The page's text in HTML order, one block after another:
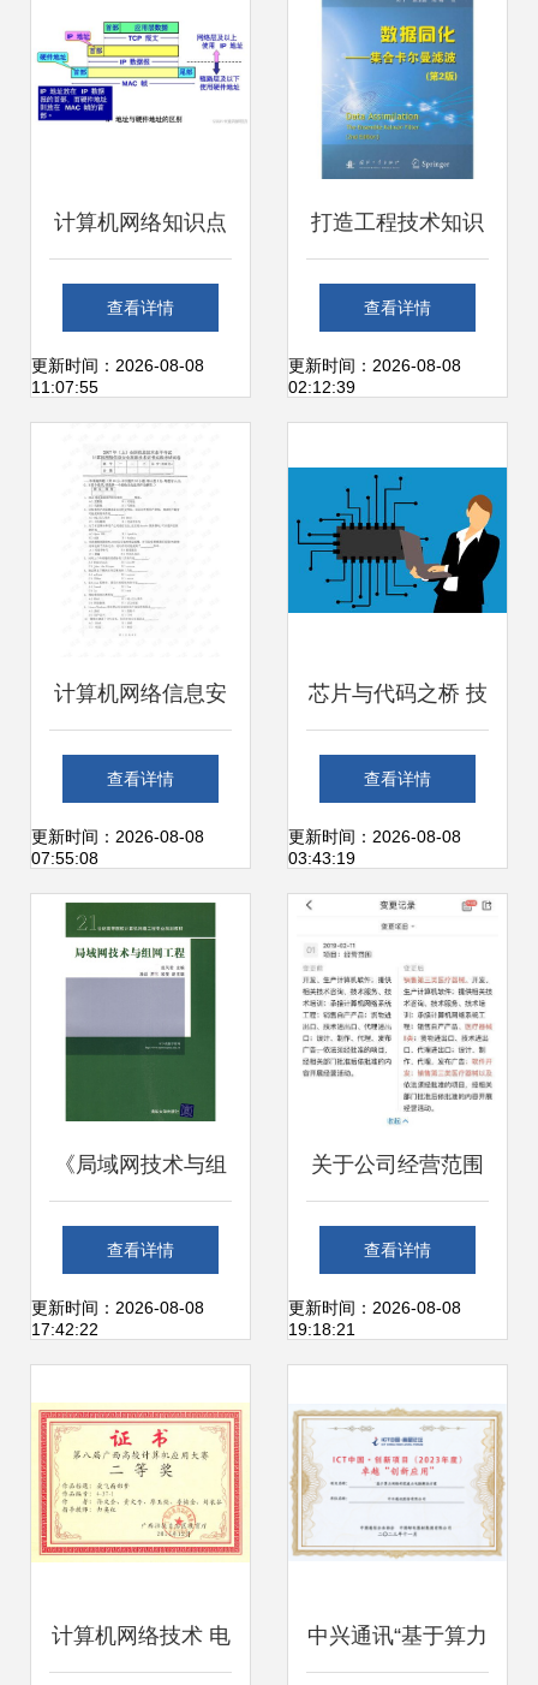
前景与实践
计算机网络知识点
总结之网络层
（一）
查看详情
更新时间：2026-08-08
11:07:55
打造工程技术知识
宝库 从孔夫子到计
算机书城的探寻到
查看详情
更新时间：2026-08-08
02:12:39
计算机网络信息安
全与工程技术服务
证书的价值分析
查看详情
更新时间：2026-08-08
07:55:08
芯片与代码之桥 技
术女性的前沿足迹
查看详情
更新时间：2026-08-08
03:43:19
《局域网技术与组
网工程》 21世纪计
算机网络工程学习
查看详情
更新时间：2026-08-08
17:42:22
关于公司经营范围
变更 新增第三类医
疗器械销售与计算
务的要点分析
查看详情
更新时间：2026-08-08
19:18:21
计算机网络技术 电 中兴通讯“基于算力